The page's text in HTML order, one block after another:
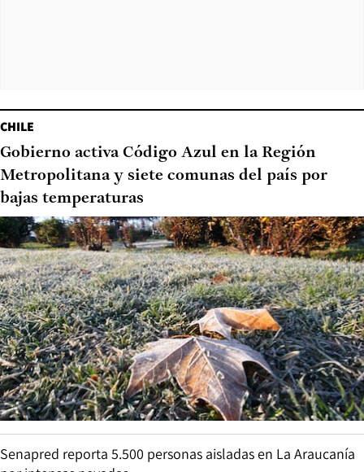
CHILE
Gobierno activa Código Azul en la Región
Metropolitana y siete comunas del país por
bajas temperaturas
Senapred reporta 5.500 personas aisladas en La Araucanía